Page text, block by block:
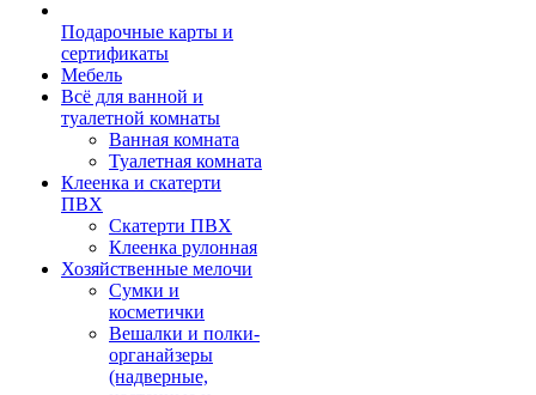
Подарочные карты и
сертификаты
Мебель
Всё для ванной и
туалетной комнаты
Ванная комната
Туалетная комната
Клеенка и скатерти
ПВХ
Скатерти ПВХ
Клеенка рулонная
Хозяйственные мелочи
Сумки и
косметички
Вешалки и полки-
органайзеры
(надверные,